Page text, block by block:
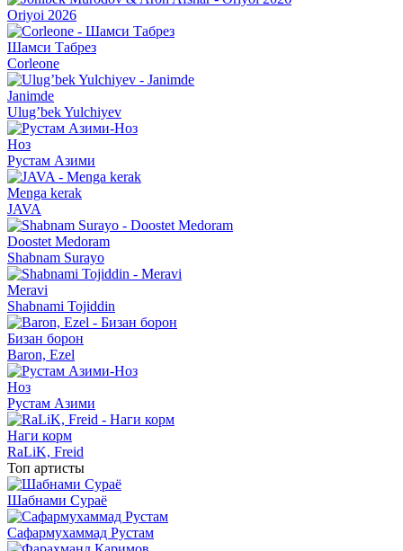
Oriyoi 2026
Шамси Табрез
Corleone
Janimde
Ulug’bek Yulchiyev
Ноз
Рустам Азими
Menga kerak
JAVA
Doostet Medoram
Shabnam Surayo
Meravi
Shabnami Tojiddin
Бизан борон
Baron, Ezel
Ноз
Рустам Азими
Наги корм
RaLiK, Freid
Топ артисты
Шабнами Сураё
Сафармухаммад Рустам